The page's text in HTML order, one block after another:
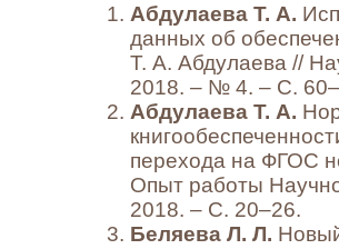
Абдулаева Т. А.
данных об
Т. А. Абдулаева //
2018. – № 4. – С.
Абдулаева Т. А.
перехода на ФГОС
Опыт работы
2018. – С. 20–26.
Беляева Л. Л.